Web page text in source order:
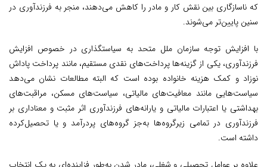
که ناسازگاری بین نقش کار و مادر را کاهش می‌دهند، منجر به فرزندآوری در
سنین پایین‌تر می‌شوند.
با افزایش توجه سازمان ملل متحد به سیاستگذاری در خصوص افزایش
فرزندآوری، یکی از گزینه‌ها پرداخت‌های نقدی مستقیم، مانند پرداخت پاداش
نوزاد و کمک هزینه خانواده بوده است که البته مطالعات نشان می‌دهد
سیاست‌هایی مانند معافیت‌های مالیاتی، سیاست‌های مسکن، مراقبت‌های
بهداشتی یا اعتبارات مالیاتی و یارانه‌های فرزندآوری اثر مثبت و معناداری بر
فرزندآوری در تمامی زیرگروه‌ها به‌جز گروه‌های پردرآمد و یا تحصیل‌کرده
داشته است.